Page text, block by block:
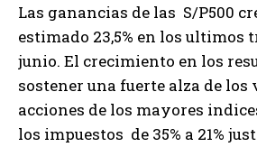
Las ganancias de las S/P500
estimado 23,5% en los ultimos
junio. El crecimiento en los
sostener una fuerte alza de los
acciones de los mayores
los impuestos de 35% a 21%